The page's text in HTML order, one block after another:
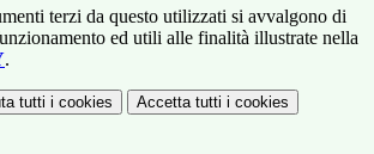
terzi da questo utilizzati si avvalgono di
ed utili alle finalità illustrate nella
.
tutti i cookies Accetta tutti i cookies